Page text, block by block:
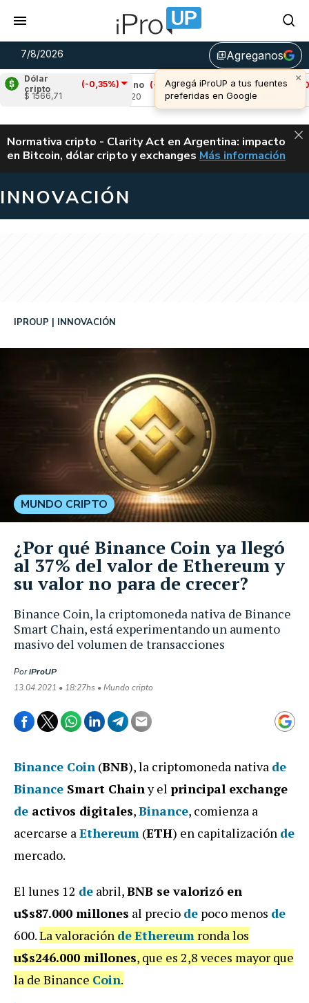
7/8/2026 library_addAgreganos
×
Agregá iProUP a tus fuentes
preferidas en Google
Dólar
cripto
(-0,35%)
$ 1566,71
Cardano
(-0,46%)
Avalanche (-
u$s 6,45
ALERTA
Normativa cripto - Clarity Act en Argentina: impacto
en Bitcoin, dólar cripto y exchanges CLARITY ACT EN
Más información
INNOVACIÓN
Binance Coin, la criptomoneda nativa de Binance
Smart Chain, está experimentando un aumento
masivo del volumen de transacciones
IPROUP INNOVACIÓN
PoriProUP
13.04.2021 • 18:27hs • Mundo cripto
MUNDO CRIPTO
¿Por qué Binance Coin ya llegó
al 37% del valor de Ethereum y
su valor no para de crecer?
Binance Coin (BNB), la criptomoneda nativa de
Binance Smart Chainy el principal exchange
de activos digitales,Binance, comienza a
acercarse aEthereum (ETH) en capitalización de
mercado.
El lunes 12 de abril,BNB se valorizó en
u$s87.000 millones al precio de poco menos de
600.La valoración deEthereum ronda los
u$s246.000 millones, que es 2,8 veces mayor que
la de Binance Coin.